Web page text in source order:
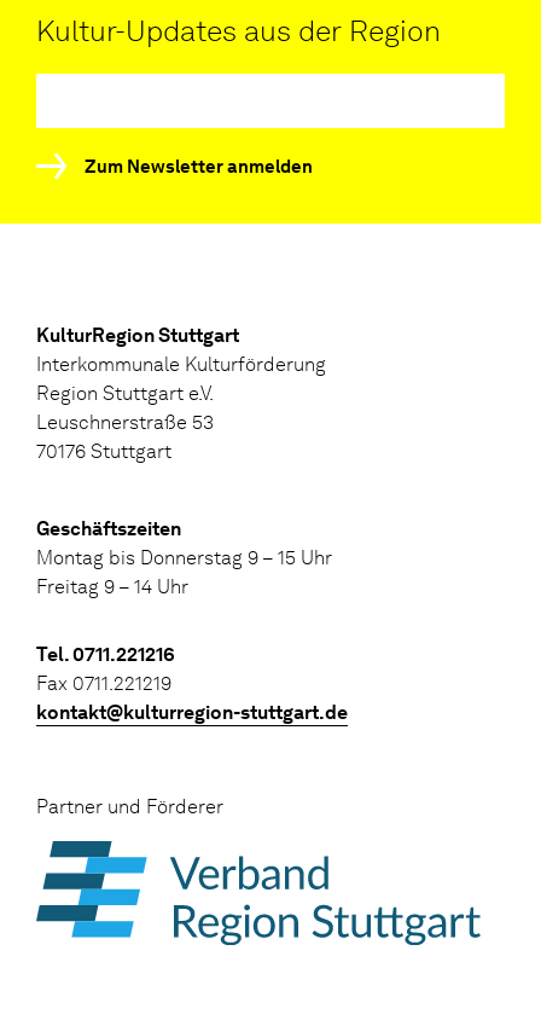
Kultur-Updates aus der Region
Zum Newsletter anmelden
KulturRegion Stuttgart
Interkommunale Kulturförderung
Region Stuttgart e.V.
Leuschnerstraße 53
70176 Stuttgart
Geschäftszeiten
Montag bis Donnerstag 9 – 15 Uhr
Freitag 9 – 14 Uhr
Tel. 0711.221216
Fax 0711.221219
kontakt@kulturregion-stuttgart.de
Partner und Förderer